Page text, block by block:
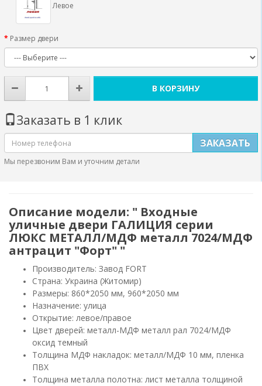
Левое
Размер двери
В КОРЗИНУ
Заказать в 1 клик
ЗАКАЗАТЬ
Мы перезвоним Вам и уточним детали
Описание модели: " Входные
уличные двери ГАЛИЦИЯ серии
ЛЮКС МЕТАЛЛ/МДФ металл 7024/МДФ
антрацит "Форт" "
Производитель: Завод FORT
Страна: Украина (Житомир)
Размеры: 860*2050 мм, 960*2050 мм
Назначение: улица
Открытие: левое/правое
Цвет дверей: металл-МДФ металл рал 7024/МДФ
оксид темный
Толщина МДФ накладок: металл/МДФ 10 мм, пленка
ПВХ
Толщина металла полотна: лист металла толщиной